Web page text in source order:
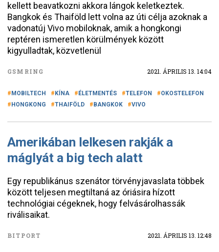
kellett beavatkozni akkora lángok keletkeztek.
Bangkok és Thaiföld lett volna az úti célja azoknak a
vadonatúj Vivo mobiloknak, amik a hongkongi
reptéren ismeretlen körülmények között
kigyulladtak, közvetlenül
GSMRING 2021. ÁPRILIS 13. 14:04
MOBILTECH KÍNA ÉLETMENTÉS TELEFON
OKOSTELEFON
HONGKONG
THAIFÖLD BANGKOK VIVO
Amerikában lelkesen rakják a
máglyát a big tech alatt
Egy republikánus szenátor törvényjavaslata többek
között teljesen megtiltaná az óriásira hízott
technológiai cégeknek, hogy felvásárolhassák
riválisaikat.
BITPORT 2021. ÁPRILIS 13. 12:48